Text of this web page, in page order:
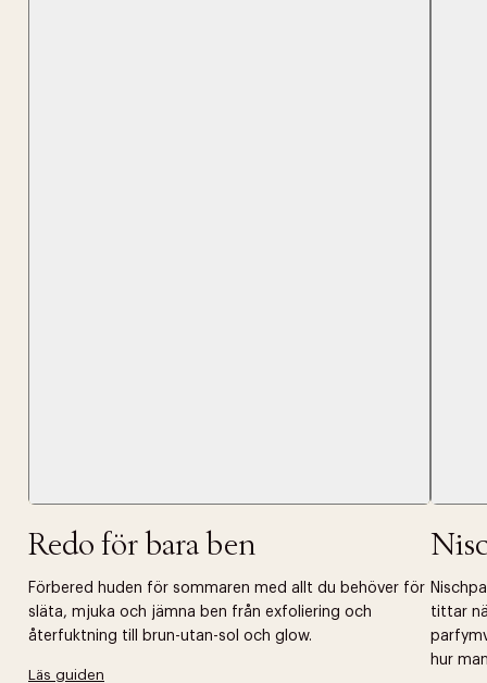
Redo för bara ben
Förbered huden för sommaren med allt du behöver för
släta, mjuka och jämna ben från exfoliering och
återfuktning till brun-utan-sol och glow.
Läs guiden
tittar
hur